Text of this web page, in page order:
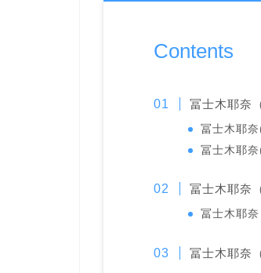
Contents
冨士木耶奈
冨士木耶
冨士木耶
冨士木耶奈
冨士木耶
冨士木耶奈